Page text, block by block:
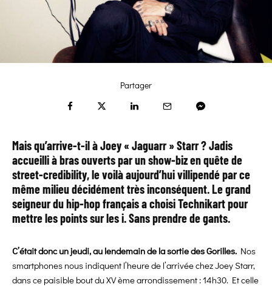
Partager
Mais qu’arrive-t-il à Joey « Jaguarr » Starr ? Jadis
accueilli à bras ouverts par un show-biz en quête de
street-credibility, le voilà aujourd’hui villipendé par ce
même milieu décidément très inconséquent. Le grand
seigneur du hip-hop français a choisi Technikart pour
mettre les points sur les i. Sans prendre de gants.
C’était donc un jeudi, au lendemain de la sortie des Gorilles. Nos
smartphones nous indiquent l’heure de l’arrivée chez Joey Starr,
dans ce paisible bout du XV ème arrondissement : 14h30. Et celle